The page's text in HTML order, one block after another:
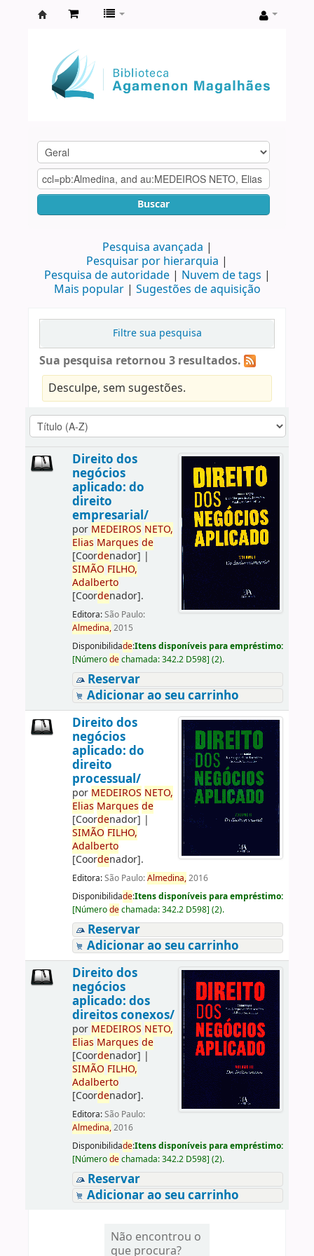
Agamenon
Magalhães
Buscar
Pesquisa avançada
Pesquisar por hierarquia
Pesquisa de autoridade
Nuvem de tags
Mais popular
Sugestões de aquisição
Filtre sua pesquisa
Sua pesquisa retornou 3 resultados.
Desculpe, sem sugestões.
Direito dos
negócios
aplicado: do
direito
empresarial/
por MEDEIROS NETO,
Elias Marques de
[Coordenador] |
SIMÃO FILHO,
Adalberto
[Coordenador].
Editora:São Paulo:
Almedina,2015
Disponibilidade:Itens disponíveis para empréstimo:
[Númerodechamada:342.2 D598] (2).
Reservar
Adicionar ao seu carrinho
Direito dos
negócios
aplicado: do
direito
processual/
por MEDEIROS NETO,
Elias Marques de
[Coordenador] |
SIMÃO FILHO,
Adalberto
[Coordenador].
Editora:São Paulo:Almedina,2016
Disponibilidade:Itens disponíveis para empréstimo:
[Númerodechamada:342.2 D598] (2).
Reservar
Adicionar ao seu carrinho
Direito dos
negócios
aplicado: dos
direitos conexos/
por MEDEIROS NETO,
Elias Marques de
[Coordenador] |
SIMÃO FILHO,
Adalberto
[Coordenador].
Editora:São Paulo:
Almedina,2016
Disponibilidade:Itens disponíveis para empréstimo:
[Númerodechamada:342.2 D598] (2).
Reservar
Adicionar ao seu carrinho
Não encontrou o
que procura?